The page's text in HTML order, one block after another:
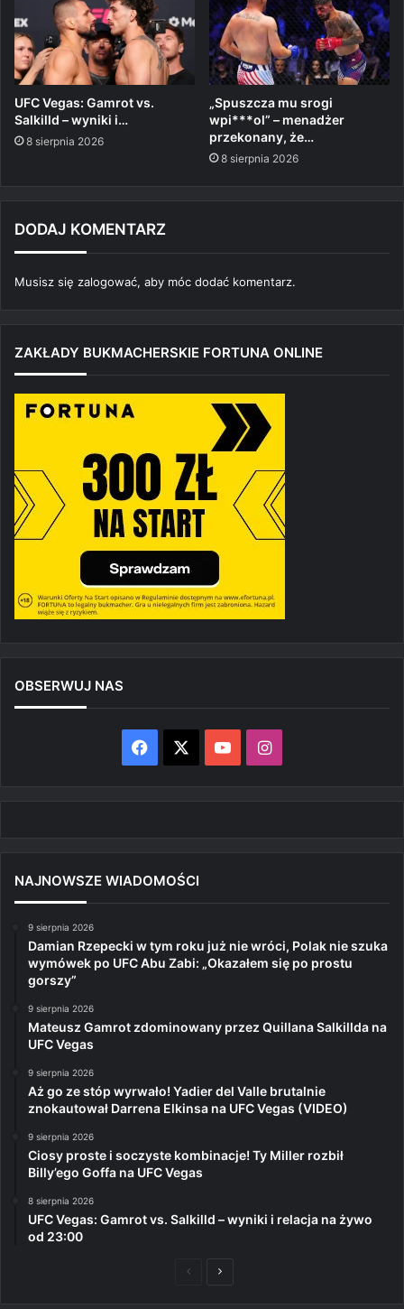
UFC Vegas: Gamrot vs.
Salkilld – wyniki i…
8 sierpnia 2026
„Spuszcza mu srogi
wpi***ol” – menadżer
przekonany, że…
8 sierpnia 2026
DODAJ KOMENTARZ
Musisz się zalogować, aby móc dodać komentarz.
ZAKŁADY BUKMACHERSKIE FORTUNA ONLINE
OBSERWUJ NAS
Facebook YouTubeInstagram
NAJNOWSZE WIADOMOŚCI
9 sierpnia 2026
Damian Rzepecki w tym roku już nie wróci, Polak nie szuka
wymówek po UFC Abu Zabi: „Okazałem się po prostu
gorszy”
9 sierpnia 2026
Mateusz Gamrot zdominowany przez Quillana Salkillda na
UFC Vegas
9 sierpnia 2026
Aż go ze stóp wyrwało! Yadier del Valle brutalnie
znokautował Darrena Elkinsa na UFC Vegas (VIDEO)
9 sierpnia 2026
Ciosy proste i soczyste kombinacje! Ty Miller rozbił
Billy’ego Goffa na UFC Vegas
8 sierpnia 2026
UFC Vegas: Gamrot vs. Salkilld – wyniki i relacja na żywo
od 23:00
PoprzedniaNastępna